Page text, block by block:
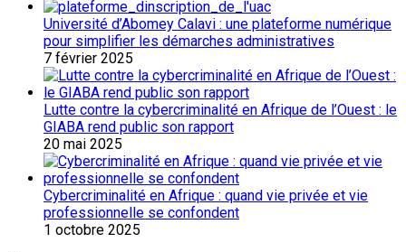
Université d’Abomey Calavi : une plateforme numérique
pour simplifier les démarches administratives
7 février 2025
Lutte contre la cybercriminalité en Afrique de l’Ouest : le
GIABA rend public son rapport
20 mai 2025
Cybercriminalité en Afrique : quand vie privée et vie
professionnelle se confondent
1 octobre 2025